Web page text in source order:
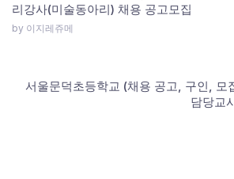
리강사(미술동아리) 채용 공고모집
by 이지레쥬메
서울문덕초등학교 (채용 공고, 구인, 모
담당교